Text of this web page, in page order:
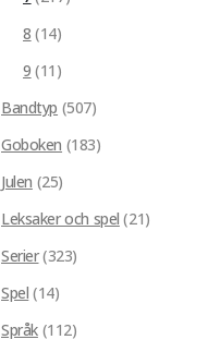
8 (14)
9 (11)
Bandtyp (507)
Goboken (183)
Julen (25)
Leksaker och spel (21)
Serier(323)
Spel (14)
Språk (112)